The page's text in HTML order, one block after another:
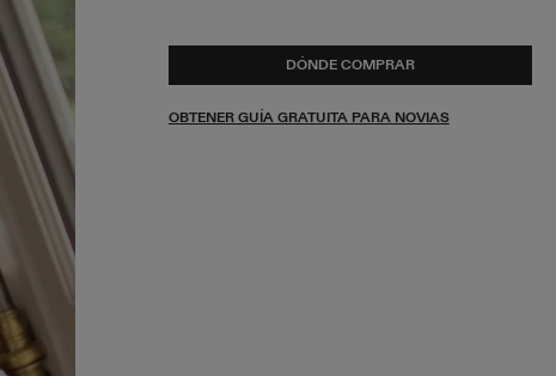
DÓNDE COMPRAR
OBTENER GUÍA GRATUITA PARA NOVIAS